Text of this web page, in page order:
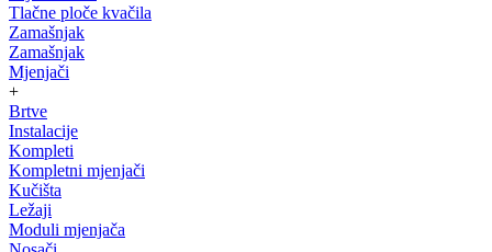
Tlačne ploče kvačila
Zamašnjak
Zamašnjak
Mjenjači
+
Brtve
Instalacije
Kompleti
Kompletni mjenjači
Kučišta
Ležaji
Moduli mjenjača